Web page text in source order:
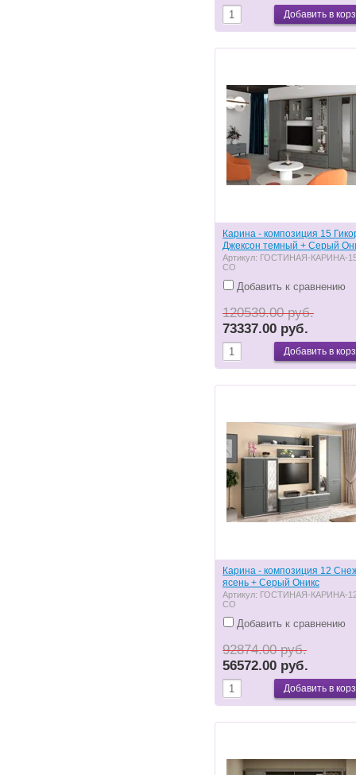
Карина - композиция 15
Джексон темный + Серый
Артикул: ГОСТИНАЯ-КАРИНА-
СО
Добавить к сравнению
120539.00 руб.
73337.00 руб.
Карина - композиция 12
ясень + Серый Оникс
Артикул: ГОСТИНАЯ-КАРИНА-
СО
Добавить к сравнению
92874.00 руб.
56572.00 руб.